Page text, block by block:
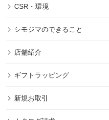
CSR・環境
シモジマのできること
店舗紹介
ギフトラッピング
新規お取引